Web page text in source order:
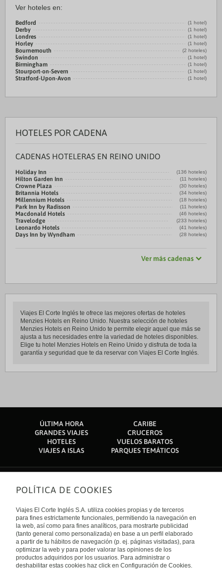
Ver hoteles en:
Bedford (1 hotel)
Derby (1 hotel)
Londres (1 hotel)
Horley (1 hotel)
Bournemouth (2 hoteles)
Swindon (1 hotel)
Birmingham (1 hotel)
Stourport-on-Severn (1 hotel)
Stratford-Upon-Avon (1 hotel)
HOTELES POR CADENA
CADENAS HOTELERAS EN REINO UNIDO
Holiday Inn (136 hoteles)
Hilton Garden Inn (11 hoteles)
Crowne Plaza (30 hoteles)
Britannia Hotels (34 hoteles)
Millennium Hotels (18 hoteles)
Park Inn by Radisson (11 hoteles)
Macdonald Hotels (46 hoteles)
Travelodge (233 hoteles)
Leonardo Hotels (41 hoteles)
Days Inn by Wyndham (28 hoteles)
Ver más cadenas
Viajes El Corte Inglés te ofrece las mejores ofertas de hoteles
Menzies Hotels en Reino Unido. Nuestra selección de hoteles
Menzies Hotels en Reino Unido te permite elegir aquel que más se
ajusta a tus necesidades entre la variedad de hoteles disponibles.
Elige tu hotel Menzies Hotels en Reino Unido y disfruta de toda la
garantía y seguridad que te da reservar con Viajes El Corte Inglés.
ÚLTIMA HORA
CARIBE
GRANDES VIAJES
CRUCEROS
HOTELES
VUELOS BARATOS
VIAJES A ISLAS
PARQUES TEMÁTICOS
Sobre nosotros
Quiénes somos
Financiación
Sostenibilidad
Turismo accesible
Tarjeta El Corte Inglés
Trabaja con nosotros
El Corte Inglés
Canal Ético
Enlaces de interés
Guías de viaje
Catálogos
Auto check-in
Condiciones Generales
Política de privacidad
Internacional
España
POLÍTICA DE COOKIES
Viajes El Corte Inglés S.A. utiliza cookies propias y de terceros
para fines estrictamente funcionales, permitiendo la navegación en
la web, así como para fines analíticos, para mostrarte publicidad
(tanto general como personalizada) en base a un perfil elaborado
a partir de tu hábitos de navegación (p. ej. páginas visitadas), para
optimizar la web y para poder valorar las opiniones de los
productos adquiridos por los usuarios. Para administrar o
deshabilitar estas cookies haz click en Configuración de Cookies.